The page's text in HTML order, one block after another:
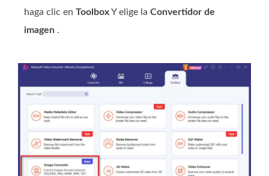
haga clic en ToolboxY elige la Convertidor de
imagen .